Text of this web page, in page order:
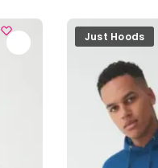
Just Hoods